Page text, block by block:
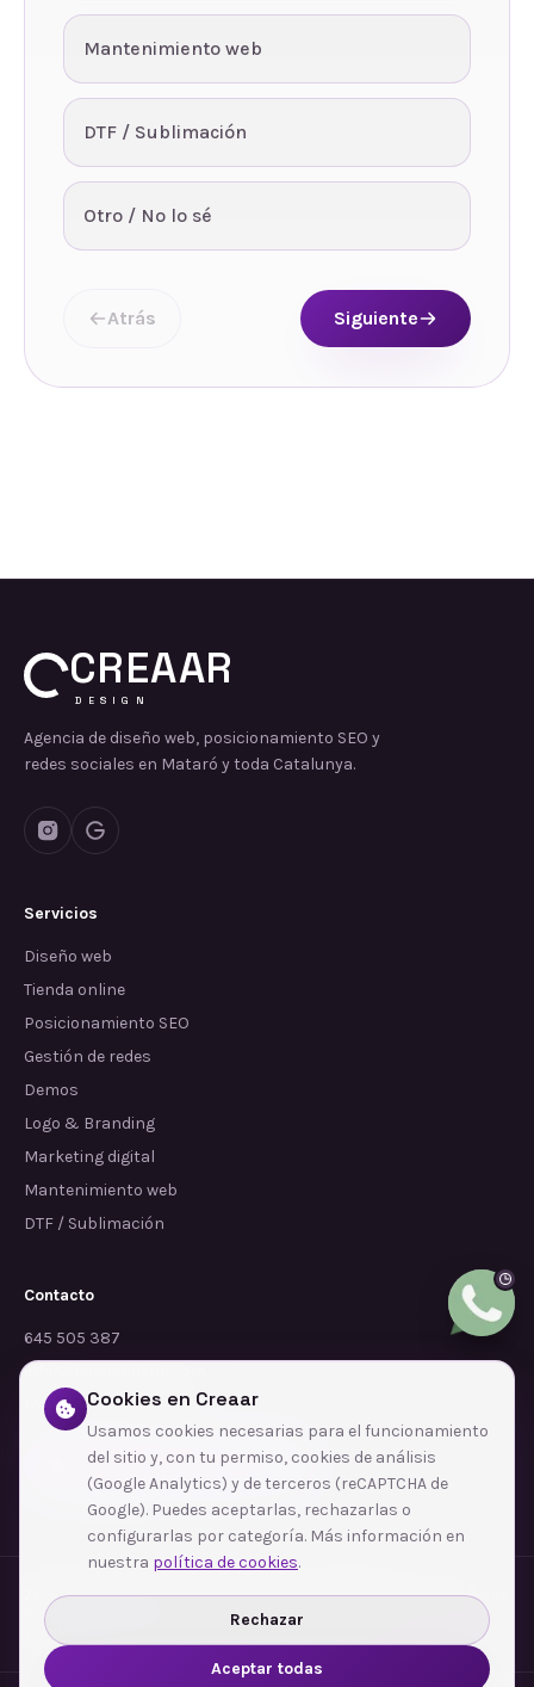
Mantenimiento web
DTF / Sublimación
Otro / No lo sé
Atrás Siguiente
CREAAR
DESIGN
Agencia de diseño web, posicionamiento SEO y
redes sociales en Mataró y toda Catalunya.
Servicios
Diseño web
Tienda online
Posicionamiento SEO
Gestión de redes
Demos
Logo & Branding
Marketing digital
Mantenimiento web
DTF / Sublimación
Contacto
645 505 387
info@dependalium.com
Mataró (Barcelona)
Déjanos tu reseña en Google
Zonas de cobertura·Barcelona·L'Hospitalet de Llobregat·Terrassa·Badalona
Sabadell
Santa Coloma de Gramenet
Ver todas las zonas →
Cookies en Creaar
Usamos cookies necesarias para el funcionamiento
del sitio y, con tu permiso, cookies de análisis
(Google Analytics) y de terceros (reCAPTCHA de
Google). Puedes aceptarlas, rechazarlas o
configurarlas por categoría. Más información en
nuestra política de cookies.
Rechazar
Aceptar todas